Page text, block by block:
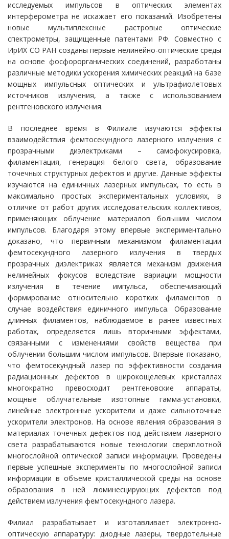
исследуемых импульсов в оптических элементах
интерферометра не искажает его показаний. Изобретены
новые мультиплексные растровые оптические
спектрометры, защищенные патентами РФ. Совместно с
ИрИХ СО РАН созданы первые нелинейно-оптические среды
на основе фосфорорганических соединений, разработаны
различные методики ускорения химических реакций на базе
мощных импульсных оптических и ультрафиолетовых
источников излучения, а также с использованием
рентгеновского излучения.
В последнее время в Филиале изучаются эффекты
взаимодействия фемтосекундного лазерного излучения с
прозрачными диэлектриками – самофокусировка,
филаментация, генерация белого света, образование
точечных структурных дефектов и другие. Данные эффекты
изучаются на единичных лазерных импульсах, то есть в
максимально простых экспериментальных условиях, в
отличие от работ других исследовательских коллективов,
применяющих облучение материалов большим числом
импульсов. Благодаря этому впервые экспериментально
доказано, что первичным механизмом филаментации
фемтосекундного лазерного излучения в твердых
прозрачных диэлектриках является механизм движения
нелинейных фокусов вследствие вариации мощности
излучения в течение импульса, обеспечивающий
формирование относительно коротких филаментов в
случае воздействия единичного импульса. Образование
длинных филаментов, наблюдаемое в ранее известных
работах, определяется лишь вторичными эффектами,
связанными с изменениями свойств вещества при
облучении большим числом импульсов. Впервые показано,
что фемтосекундный лазер по эффективности создания
радиационных дефектов в широкощелевых кристаллах
многократно превосходит рентгеновские аппараты,
мощные облучательные изотопные гамма-установки,
линейные электронные ускорители и даже сильноточные
ускорители электронов. На основе явления образования в
материалах точечных дефектов под действием лазерного
света разрабатываются новые технологии сверхплотной
многослойной оптической записи информации. Проведены
первые успешные эксперименты по многослойной записи
информации в объеме кристаллической среды на основе
образования в ней люминесцирующих дефектов под
действием излучения фемтосекундного лазера.
Филиал разрабатывает и изготавливает электронно-
оптическую аппаратуру: диодные лазеры, твердотельные